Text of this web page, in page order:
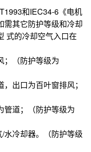
和IEC34-6《电机
需其它防护等级和冷却
式的冷却空气入口在
（防护等级为
出口为百叶窗排风；
道；（防护等级为
冷却器。（防护等级